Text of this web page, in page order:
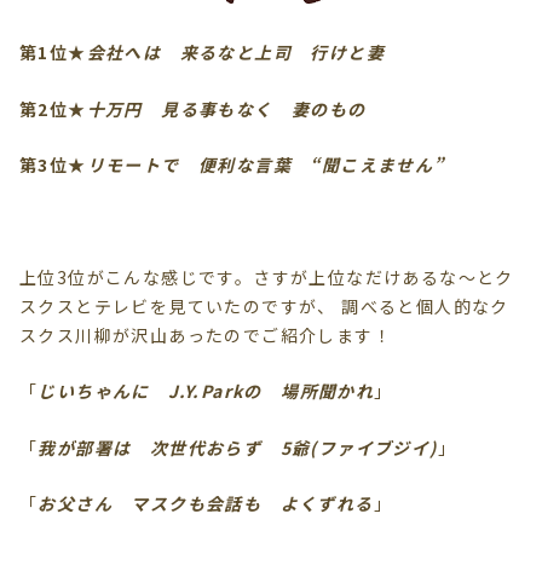
第1位★ 会社へは 来るなと上司 行けと妻
第2位★ 十万円 見る事もなく 妻のもの
第3位★ リモートで 便利な言葉 “聞こえません”
上位3位がこんな感じです。さすが上位なだけあるな～とク
スクスとテレビを見ていたのですが、 調べると個人的なク
スクス川柳が沢山あったのでご紹介します！
「 じいちゃんに J.Y.Parkの 場所聞かれ 」
「我が部署は 次世代おらず 5爺(ファイブジイ) 」
「お父さん マスクも会話も よくずれる 」